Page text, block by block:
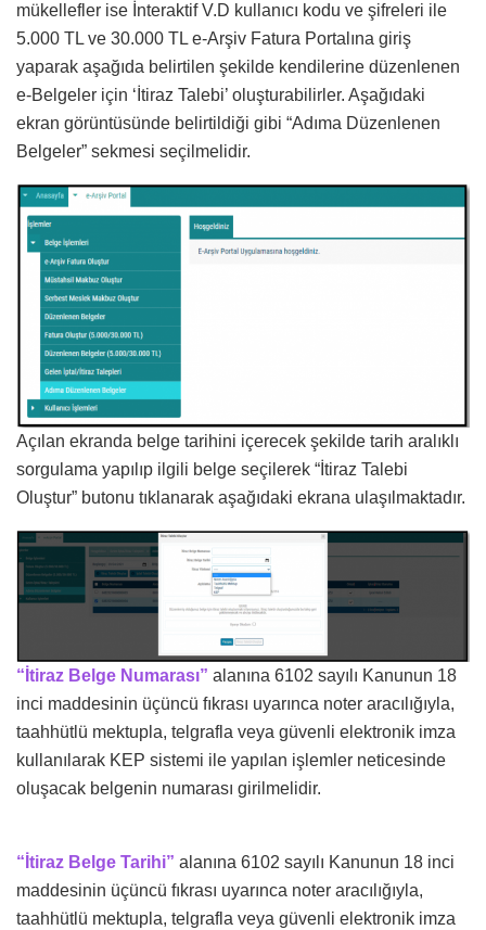
mükellefler ise İnteraktif V.D kullanıcı kodu ve şifreleri ile
5.000 TL ve 30.000 TL e-Arşiv Fatura Portalına giriş
yaparak aşağıda belirtilen şekilde kendilerine düzenlenen
e-Belgeler için ‘İtiraz Talebi’ oluşturabilirler. Aşağıdaki
ekran görüntüsünde belirtildiği gibi “Adıma Düzenlenen
Belgeler” sekmesi seçilmelidir.
Açılan ekranda belge tarihini içerecek şekilde tarih aralıklı
sorgulama yapılıp ilgili belge seçilerek “İtiraz Talebi
Oluştur” butonu tıklanarak aşağıdaki ekrana ulaşılmaktadır.
“İtiraz Belge Numarası” alanına 6102 sayılı Kanunun 18
inci maddesinin üçüncü fıkrası uyarınca noter aracılığıyla,
taahhütlü mektupla, telgrafla veya güvenli elektronik imza
kullanılarak KEP sistemi ile yapılan işlemler neticesinde
oluşacak belgenin numarası girilmelidir.
“İtiraz Belge Tarihi” alanına 6102 sayılı Kanunun 18 inci
maddesinin üçüncü fıkrası uyarınca noter aracılığıyla,
taahhütlü mektupla, telgrafla veya güvenli elektronik imza